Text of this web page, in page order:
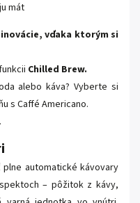
mát
vďaka ktorým si
Chilled Brew.
alebo káva? Vyberte si
s Caffé Americano.
automatické kávovary
– pôžitok z kávy,